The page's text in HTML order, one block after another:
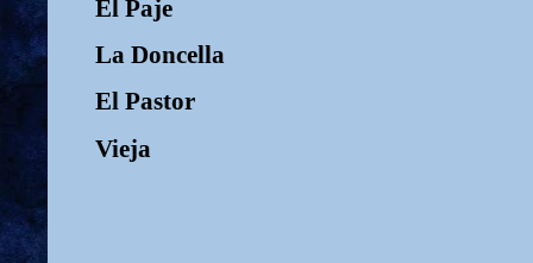
El Paje
La Doncella
El Pastor
Vieja